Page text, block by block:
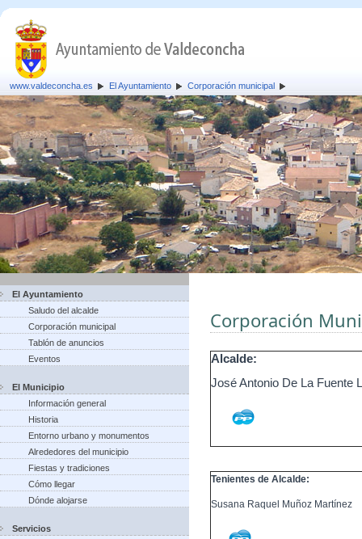
www.valdeconcha.es El Ayuntamiento Corporación municipal
El Ayuntamiento
Saludo del alcalde
Corporación municipal
Tablón de anuncios
Eventos
El Municipio
Información general
Historia
Entorno urbano y monumentos
Alrededores del municipio
Fiestas y tradiciones
Cómo llegar
Dónde alojarse
Servicios
Corporación
Alcalde:
José Antonio De La Fuente
Tenientes de Alcalde:
Susana Raquel Muñoz Martínez